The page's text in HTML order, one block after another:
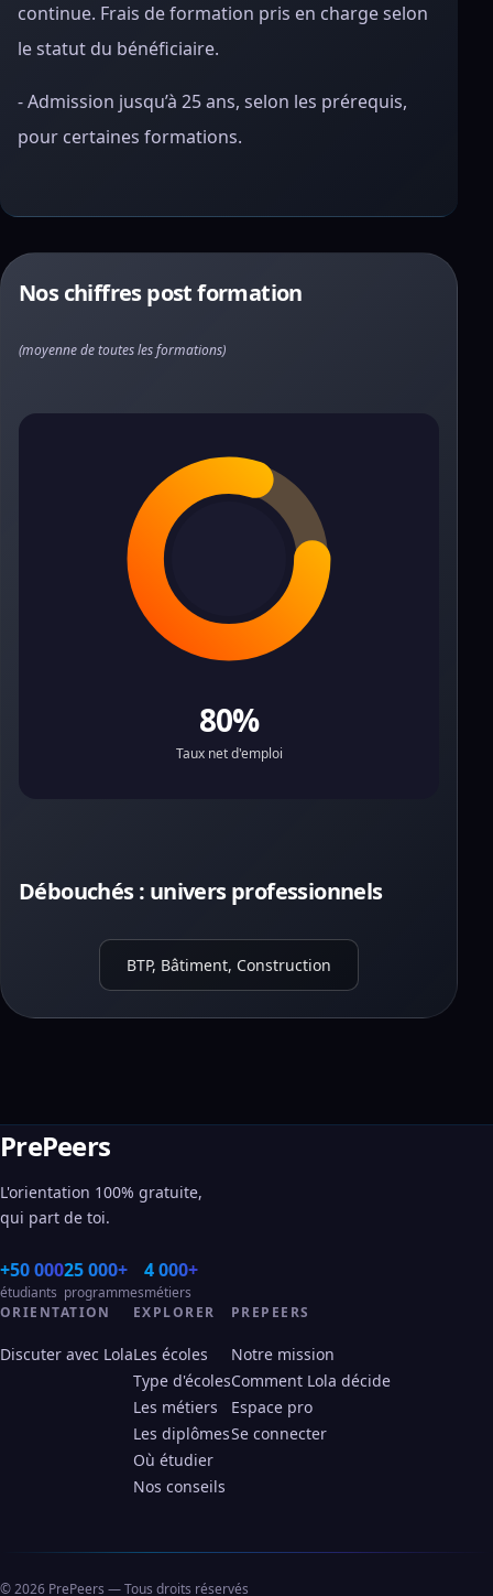
continue. Frais de formation pris en charge selon
le statut du bénéficiaire.
- Admission jusqu’à 25 ans, selon les prérequis,
pour certaines formations.
Nos chiffres post formation
(moyenne de toutes les formations)
80%
Taux net d'emploi
Débouchés : univers professionnels
BTP, Bâtiment, Construction
PrePeers
L'orientation 100% gratuite,
qui part de toi.
+50 000
étudiants
25 000+
programmes
4 000+
métiers
ORIENTATION
Discuter avec Lola
EXPLORER
Les écoles
Type d'écoles
Les métiers
Les diplômes
Où étudier
Nos conseils
PREPEERS
Notre mission
Comment Lola décide
Espace pro
Se connecter
© 2026 PrePeers — Tous droits réservés